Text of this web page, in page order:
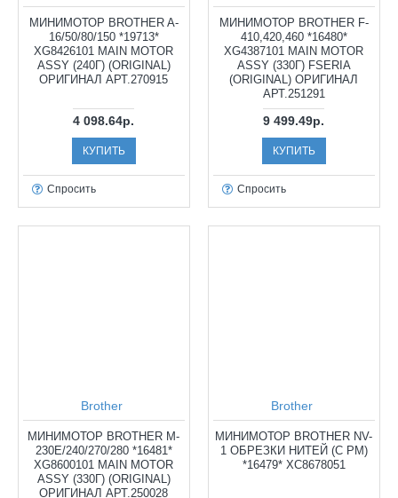
МИНИМОТОР BROTHER A-
16/50/80/150 *19713*
XG8426101 MAIN MOTOR
ASSY (240Г) (ORIGINAL)
ОРИГИНАЛ АРТ.270915
4 098.64р.
КУПИТЬ
Спросить
МИНИМОТОР BROTHER F-
410,420,460 *16480*
XG4387101 MAIN MOTOR
ASSY (330Г) FSERIA
(ORIGINAL) ОРИГИНАЛ
АРТ.251291
9 499.49р.
КУПИТЬ
Спросить
Brother
МИНИМОТОР BROTHER M-
230E/240/270/280 *16481*
XG8600101 MAIN MOTOR
ASSY (330Г) (ORIGINAL)
ОРИГИНАЛ АРТ.250028
Brother
МИНИМОТОР BROTHER NV-
1 ОБРЕЗКИ НИТЕЙ (C PM)
*16479* XC8678051